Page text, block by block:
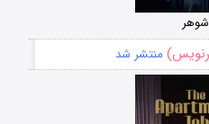
شوهر
منتشر شد